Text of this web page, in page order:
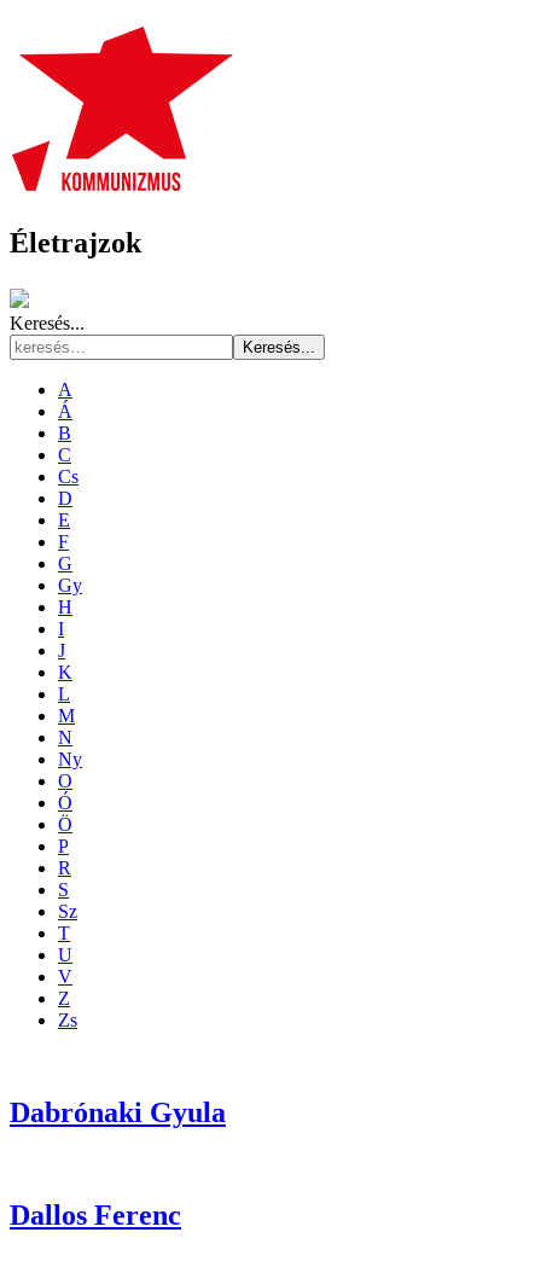
Életrajzok
Keresés...
Keresés...
A
Á
B
C
Cs
D
E
F
G
Gy
H
I
J
K
L
M
N
Ny
O
Ó
Ö
P
R
S
Sz
T
U
V
Z
Zs
Dabrónaki Gyula
Dallos Ferenc